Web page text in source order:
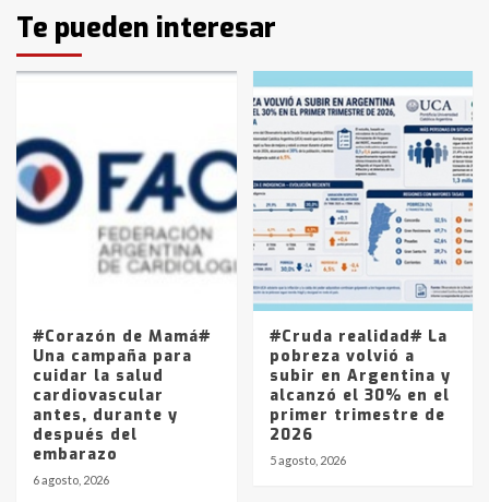
3
Identidad de los adolescentes
pampeanos que fueron
en la mañana del lunes
4
Accidente en Ruta 5: falleció un
joven de Trenque Lauquen
Los precios de los combustibles en
La Pampa, desde YPF hasta Axion
entre 857 a 1338 pesos
Te pueden interesar
#Corazón de Mamá#
Una campaña para
cuidar la salud
cardiovascular
antes, durante y
después del
embarazo
6 agosto, 2026
#Cruda realidad# La
pobreza volvió a
subir en Argentina y
alcanzó el 30% en el
primer trimestre de
2026
5 agosto, 2026